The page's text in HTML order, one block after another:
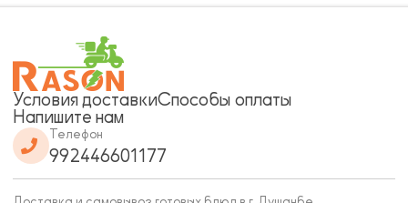
Условия доставкиСпособы оплаты
Напишите нам
Телефон
992446601177